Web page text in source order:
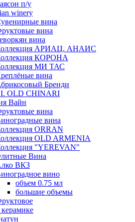
п/у
winery
вина
вина
вина
АРИАЦ. АНАИС
КОРОНА
МИ ТАС
вина
Бренди
OLD CHINARI
Вайн
вина
вина
ORRAN
OLD ARMENIA
"YEREVAN"
Вина
ВКЗ
вино
объем 0.75 мл
большие объемы
керамике